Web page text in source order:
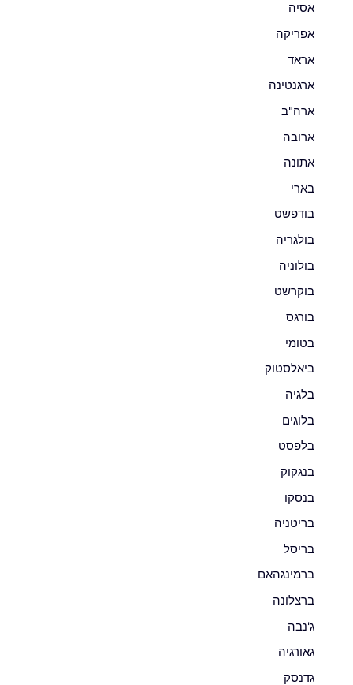
אסיה
אפריקה
אראד
ארגנטינה
ארה"ב
ארובה
אתונה
בארי
בודפשט
בולגריה
בולוניה
בוקרשט
בורגס
בטומי
ביאלסטוק
בלגיה
בלוגים
בלפסט
בנגקוק
בנסקו
בריטניה
בריסל
ברמינגהאם
ברצלונה
ג'נבה
גאורגיה
גדנסק